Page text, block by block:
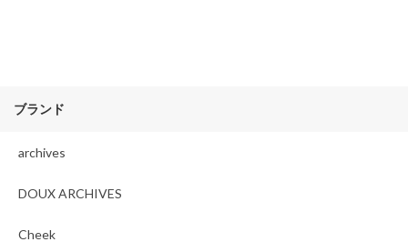
ブランド
archives
DOUX ARCHIVES
Cheek